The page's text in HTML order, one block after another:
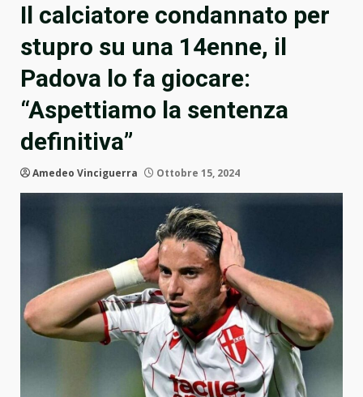
Il calciatore condannato per
stupro su una 14enne, il
Padova lo fa giocare:
“Aspettiamo la sentenza
definitiva”
Amedeo Vinciguerra Ottobre 15, 2024